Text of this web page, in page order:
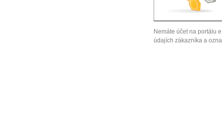
Nemáte účet na portálu
údajích zákazníka a